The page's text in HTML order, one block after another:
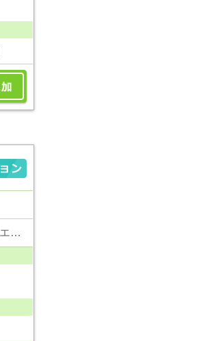
東京電力／公営水道／都市ガス／下水／追い焚き／シャンプードレッサー／ウォシュレット／クローゼット／エレベータ／駐輪場／バイク置場／角部屋